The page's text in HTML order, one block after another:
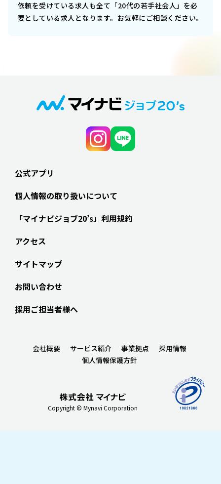
依頼を受けている求人も全て「20代の若手社会人」を必
要としている求人となります。お気軽にご相談ください。
公式アプリ
個人情報の取り扱いについて
「マイナビジョブ20’s」利用規約
アクセス
サイトマップ
お問い合わせ
採用ご担当者様へ
Copyright © Mynavi Corporation
会社概要 サービス紹介 事業拠点
採用情報
個人情報保護方針